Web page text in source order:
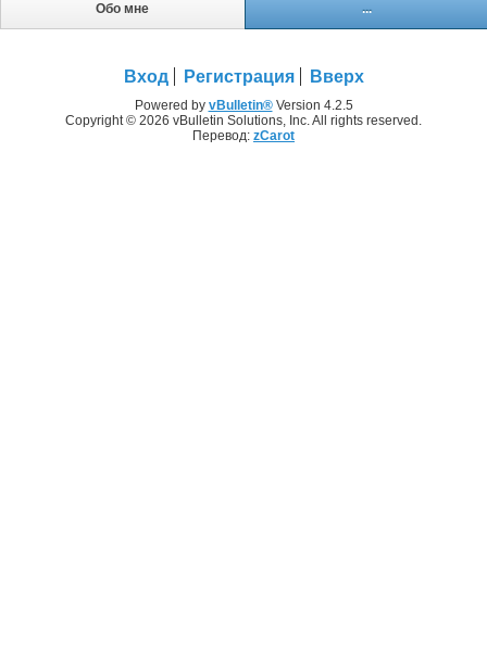
Обо мне ...
Вход Регистрация Вверх
Powered by vBulletin®Version 4.2.5
Copyright © 2026 vBulletin Solutions, Inc. All rights reserved.
Перевод: zCarot